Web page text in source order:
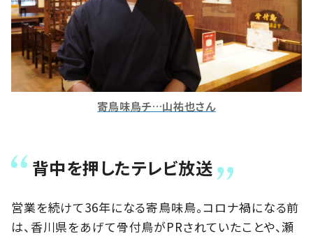
寄鳥味鳥チ…山祐也さん
背中を押したテレビ放送
営業を続けて36年になる寄鳥味鳥。コロナ禍になる前
は、香川県をあげて骨付鳥がPRされていたことや、瀬